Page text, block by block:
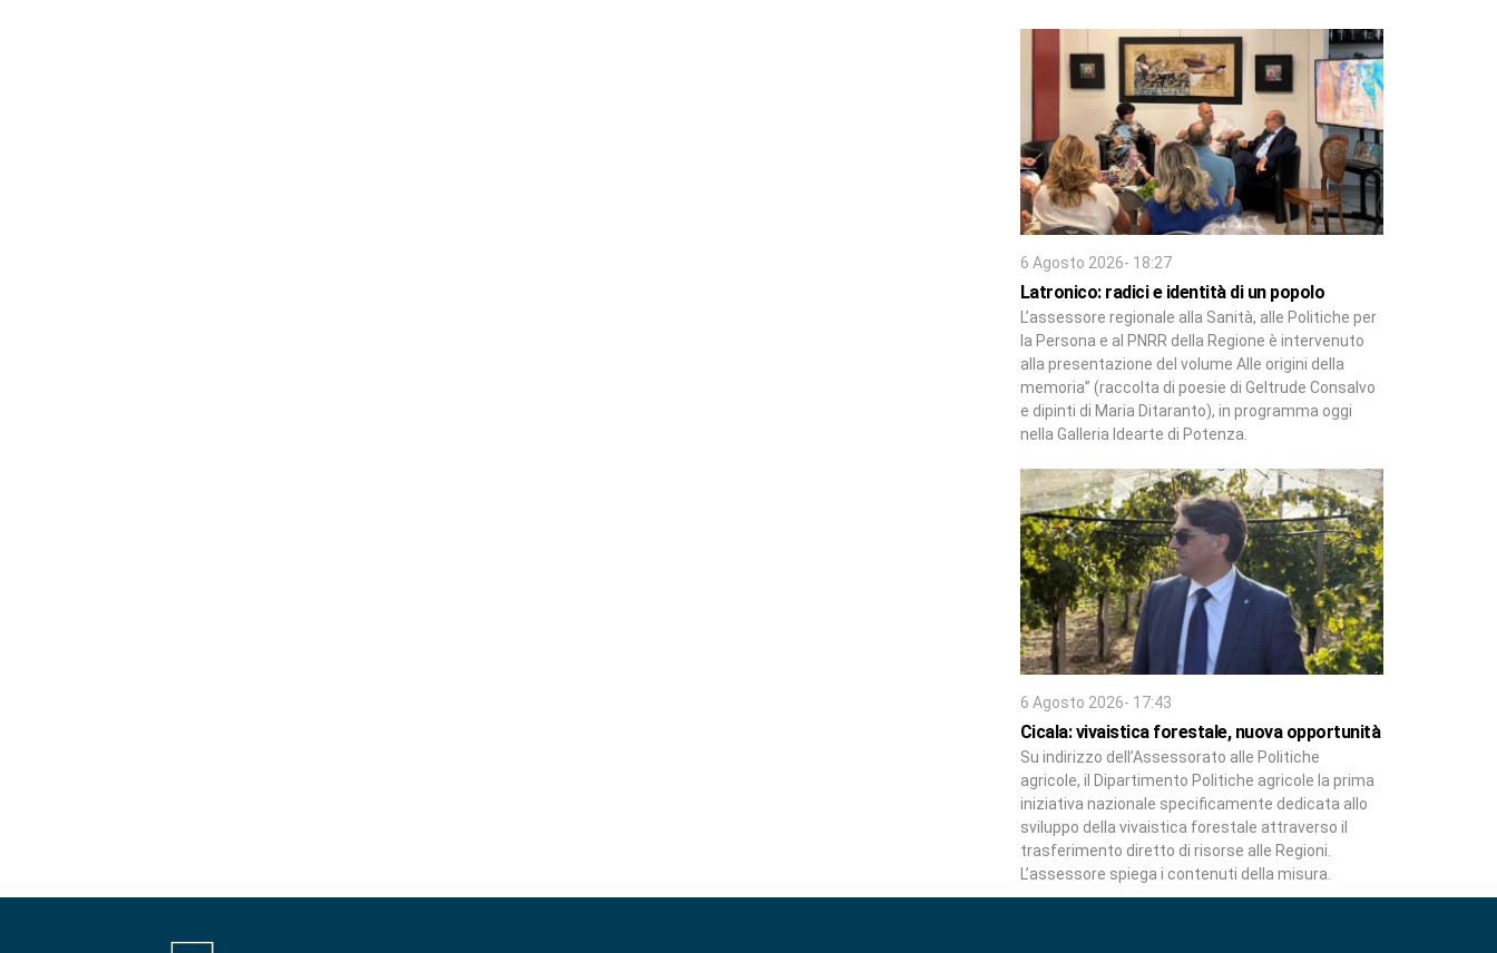
6 Agosto 2026- 18:27
Latronico: radici e identità di un popolo
L’assessore regionale alla Sanità, alle Politiche per
la Persona e al PNRR della Regione è intervenuto
alla presentazione del volume Alle origini della
memoria” (raccolta di poesie di Geltrude Consalvo
e dipinti di Maria Ditaranto), in programma oggi
nella Galleria Idearte di Potenza.
6 Agosto 2026- 17:43
Cicala: vivaistica forestale, nuova opportunità
Su indirizzo dell’Assessorato alle Politiche
agricole, il Dipartimento Politiche agricole la prima
iniziativa nazionale specificamente dedicata allo
sviluppo della vivaistica forestale attraverso il
trasferimento diretto di risorse alle Regioni.
L’assessore spiega i contenuti della misura.